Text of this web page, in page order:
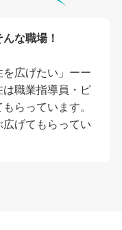
な職場！
を広げたい」ーー
職業指導員・ピ
らっています。
げてもらってい